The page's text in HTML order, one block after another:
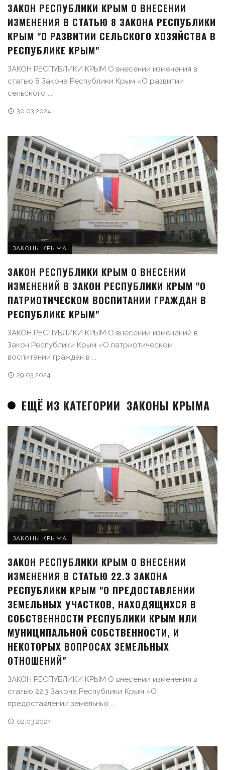
ЗАКОН РЕСПУБЛИКИ КРЫМ О ВНЕСЕНИИ
ИЗМЕНЕНИЯ В СТАТЬЮ 8 ЗАКОНА РЕСПУБЛИКИ
КРЫМ "О РАЗВИТИИ СЕЛЬСКОГО ХОЗЯЙСТВА В
РЕСПУБЛИКЕ КРЫМ"
ЗАКОН РЕСПУБЛИКИ КРЫМ О внесении изменения в
статью 8 Закона Республики Крым «О развитии
сельского ...
30.03.2024
ЗАКОНЫ КРЫМА
ЗАКОН РЕСПУБЛИКИ КРЫМ О ВНЕСЕНИИ
ИЗМЕНЕНИЙ В ЗАКОН РЕСПУБЛИКИ КРЫМ "О
ПАТРИОТИЧЕСКОМ ВОСПИТАНИИ ГРАЖДАН В
РЕСПУБЛИКЕ КРЫМ"
ЗАКОН РЕСПУБЛИКИ КРЫМ О внесении изменений в
Закон Республики Крым «О патриотическом
воспитании граждан в ...
29.03.2024
ЕЩЁ ИЗ КАТЕГОРИИ ЗАКОНЫ КРЫМА
ЗАКОНЫ КРЫМА
ЗАКОН РЕСПУБЛИКИ КРЫМ О ВНЕСЕНИИ
ИЗМЕНЕНИЯ В СТАТЬЮ 22.3 ЗАКОНА
РЕСПУБЛИКИ КРЫМ "О ПРЕДОСТАВЛЕНИИ
ЗЕМЕЛЬНЫХ УЧАСТКОВ, НАХОДЯЩИХСЯ В
СОБСТВЕННОСТИ РЕСПУБЛИКИ КРЫМ ИЛИ
МУНИЦИПАЛЬНОЙ СОБСТВЕННОСТИ, И
НЕКОТОРЫХ ВОПРОСАХ ЗЕМЕЛЬНЫХ
ОТНОШЕНИЙ"
ЗАКОН РЕСПУБЛИКИ КРЫМ О внесении изменения в
статью 22.3 Закона Республики Крым «О
предоставлении земельных ...
02.03.2024